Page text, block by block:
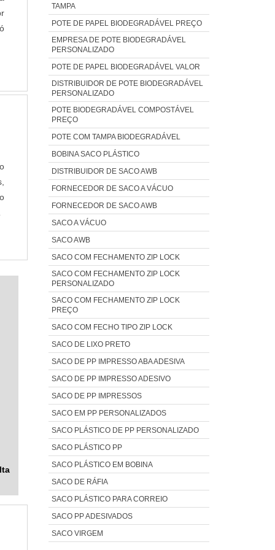
TAMPA
POTE DE PAPEL BIODEGRADÁVEL PREÇO
EMPRESA DE POTE BIODEGRADÁVEL
PERSONALIZADO
POTE DE PAPEL BIODEGRADÁVEL VALOR
DISTRIBUIDOR DE POTE BIODEGRADÁVEL
PERSONALIZADO
POTE BIODEGRADÁVEL COMPOSTÁVEL
PREÇO
POTE COM TAMPA BIODEGRADÁVEL
BOBINA SACO PLÁSTICO
DISTRIBUIDOR DE SACO AWB
FORNECEDOR DE SACO A VÁCUO
FORNECEDOR DE SACO AWB
SACO A VÁCUO
SACO AWB
SACO COM FECHAMENTO ZIP LOCK
SACO COM FECHAMENTO ZIP LOCK
PERSONALIZADO
SACO COM FECHAMENTO ZIP LOCK
PREÇO
SACO COM FECHO TIPO ZIP LOCK
SACO DE LIXO PRETO
SACO DE PP IMPRESSO ABA ADESIVA
SACO DE PP IMPRESSO ADESIVO
SACO DE PP IMPRESSOS
SACO EM PP PERSONALIZADOS
SACO PLÁSTICO DE PP PERSONALIZADO
SACO PLÁSTICO PP
SACO PLÁSTICO EM BOBINA
SACO DE RÁFIA
SACO PLÁSTICO PARA CORREIO
SACO PP ADESIVADOS
SACO VIRGEM